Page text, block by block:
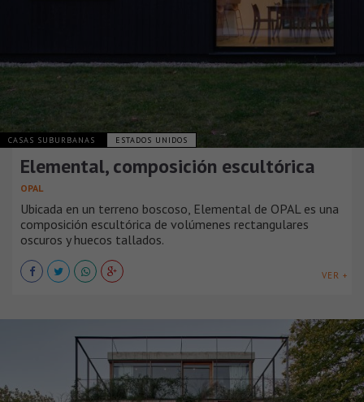
CASAS SUBURBANAS ESTADOS UNIDOS
Elemental, composición escultórica
OPAL
Ubicada en un terreno boscoso, Elemental de OPAL es una
composición escultórica de volúmenes rectangulares
oscuros y huecos tallados.
VER +